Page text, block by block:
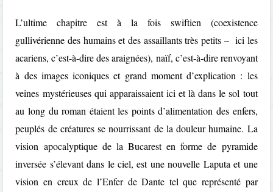
L’ultime chapitre est à la fois swiftien (coexistence
gullivérienne des humains et des assaillants très petits – ici les
acariens, c’est-à-dire des araignées), naïf, c’est-à-dire renvoyant
à des images iconiques et grand moment d’explication : les
veines mystérieuses qui apparaissaient ici et là dans le sol tout
au long du roman étaient les points d’alimentation des enfers,
peuplés de créatures se nourrissant de la douleur humaine. La
vision apocalyptique de la Bucarest en forme de pyramide
inversée s’élevant dans le ciel, est une nouvelle Laputa et une
vision en creux de l’Enfer de Dante tel que représenté par